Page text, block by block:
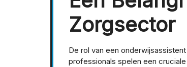
Zorgsector
De rol van een
professionals spelen een